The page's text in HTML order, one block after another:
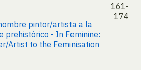
pintor/artista a la
prehistórico - In Feminine:
Artist to the Feminisation
161-
174